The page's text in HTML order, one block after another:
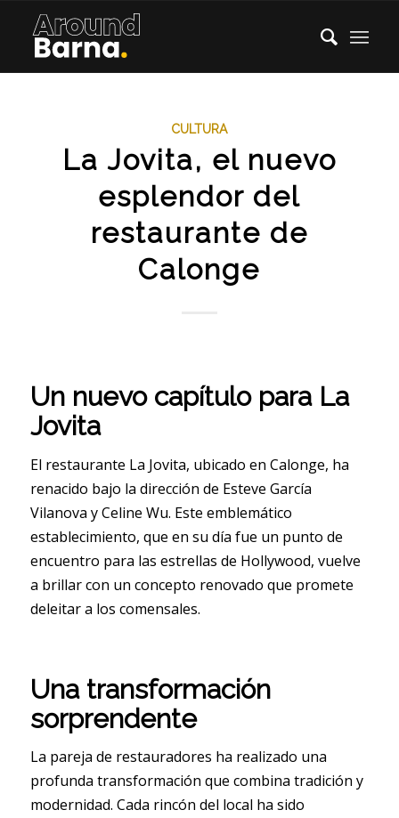
CULTURA
La Jovita, el nuevo
esplendor del
restaurante de
Calonge
Un nuevo capítulo para La
Jovita
El restaurante La Jovita, ubicado en Calonge, ha
renacido bajo la dirección de Esteve García
Vilanova y Celine Wu. Este emblemático
establecimiento, que en su día fue un punto de
encuentro para las estrellas de Hollywood, vuelve
a brillar con un concepto renovado que promete
deleitar a los comensales.
Una transformación
sorprendente
La pareja de restauradores ha realizado una
profunda transformación que combina tradición y
modernidad. Cada rincón del local ha sido